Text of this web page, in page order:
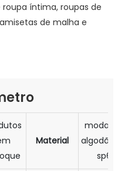
íntima, roupas de
de malha e
Material
modal47,
algodão47,
sp6